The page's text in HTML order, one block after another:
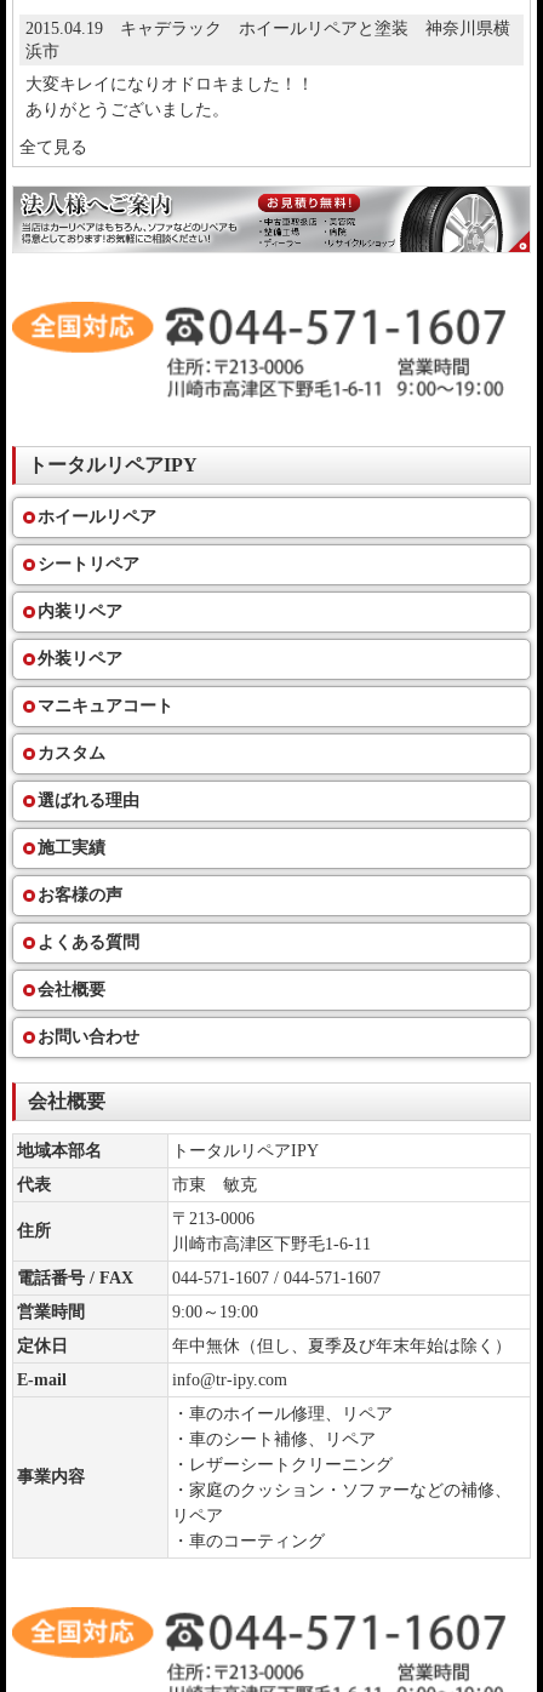
2015.04.19 キャデラック ホイールリペアと塗装 神奈川県横
浜市
大変キレイになりオドロキました！！
ありがとうございました。
全て見る
トータルリペアIPY
ホイールリペア
シートリペア
内装リペア
外装リペア
マニキュアコート
カスタム
選ばれる理由
施工実績
お客様の声
よくある質問
会社概要
お問い合わせ
会社概要
地域本部名
トータルリペアIPY
代表
市東 敏克
住所
〒213-0006
川崎市高津区下野毛1-6-11
電話番号 / FAX
044-571-1607 / 044-571-1607
営業時間
9:00～19:00
定休日
年中無休（但し、夏季及び年末年始は除く）
E-mail
info@tr-ipy.com
事業内容
・車のホイール修理、リペア
・車のシート補修、リペア
・レザーシートクリーニング
・家庭のクッション・ソファーなどの補修、
リペア
・車のコーティング